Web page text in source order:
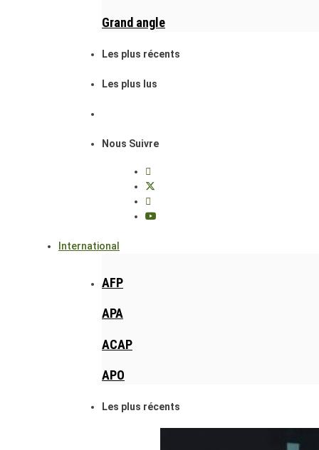
Grand angle
Les plus récents
Les plus lus
Nous Suivre
International
AFP
APA
ACAP
APO
Les plus récents